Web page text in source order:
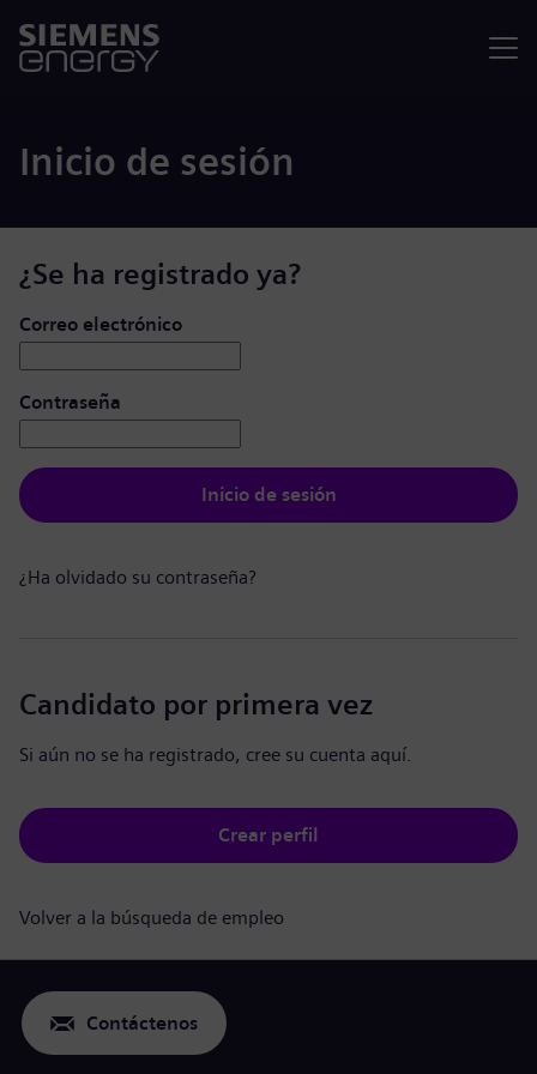
Inicio de sesión
¿Se ha registrado ya?
Iniciar de sesión: usuario y contraseña
Correo electrónico
Contraseña
Inicio de sesión
¿Ha olvidado su contraseña?
Candidato por primera vez
Si aún no se ha registrado, cree su cuenta aquí.
Crear perfil
Volver a la búsqueda de empleo
Contáctenos